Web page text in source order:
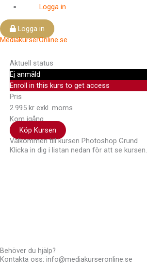
Logga in
Logga in
MediakurserOnline.se
Aktuell status
Ej anmäld
Enroll in this kurs to get access
Pris
2.995 kr exkl. moms
Kom igång
Köp Kursen
Välkommen till kursen Photoshop Grund
Klicka in dig i listan nedan för att se kursen.
Behöver du hjälp?
Kontakta oss: info@mediakurseronline.se